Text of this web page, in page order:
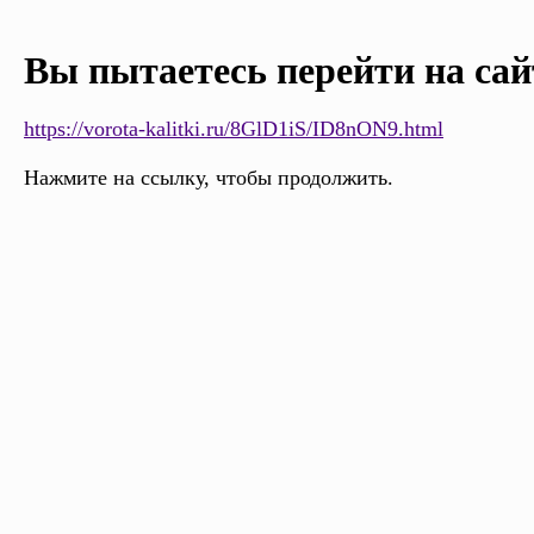
Вы пытаетесь перейти на
https://vorota-kalitki.ru/8GlD1iS/ID8nON9.html
Нажмите на ссылку, чтобы продолжить.